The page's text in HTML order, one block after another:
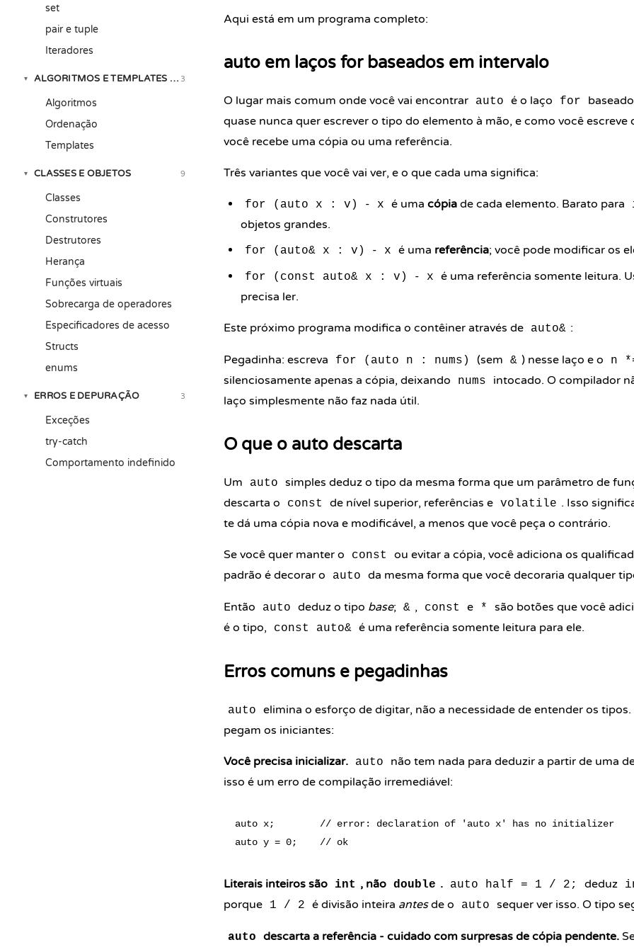
set
pair e tuple
Iteradores
▾ ALGORITMOS E TEMPLATES DA STL
3
Algoritmos
Ordenação
Templates
▾ CLASSES E OBJETOS 9
Classes
Construtores
Destrutores
Herança
Funções virtuais
Sobrecarga de operadores
Especificadores de acesso
Structs
enums
▾ ERROS E DEPURAÇÃO 3
Exceções
try-catch
Comportamento indefinido
Aqui está em um programa completo:
auto em laços for baseados em intervalo
O lugar mais comum onde você vai encontrar auto é o laço for
quase nunca quer escrever o tipo do elemento à mão, e como você escreve
você recebe uma cópia ou uma referência.
Três variantes que você vai ver, e o que cada uma significa:
for (auto x : v) - x é uma cópia de cada elemento. Barato para
objetos grandes.
for (auto& x : v) - x é uma referência; você pode modificar os
for (const auto& x : v) - x
é uma referência somente leitura.
precisa ler.
Este próximo programa modifica o contêiner através de auto& :
Pegadinha: escreva for (auto n : nums) (sem & ) nesse laço e o n
silenciosamente apenas a cópia, deixando nums
intocado. O compilador
laço simplesmente não faz nada útil.
O que o auto descarta
Um auto
simples deduz o tipo da mesma forma que um parâmetro de
descarta o
const de nível superior, referências e volatile . Isso
te dá uma cópia nova e modificável, a menos que você peça o contrário.
Se você quer manter o const
ou evitar a cópia, você adiciona os
padrão é decorar o
auto da mesma forma que você decoraria qualquer
Então auto deduz o tipo base; & , const e *
são botões que você
é o tipo,
const auto& é uma referência somente leitura para ele.
Erros comuns e pegadinhas
auto
elimina o esforço de digitar, não a necessidade de entender os
pegam os iniciantes:
Você precisa inicializar. auto
não tem nada para deduzir a partir de uma
isso é um erro de compilação irremediável:
auto x;        // error: declaration of 'auto x' has no initializer
Literais inteiros são int , não double . auto half = 1 / 2; deduz
porque 1 / 2 é divisão inteira antesde o auto sequer ver isso. O tipo
auto descarta a referência - cuidado com surpresas de cópia pendente.